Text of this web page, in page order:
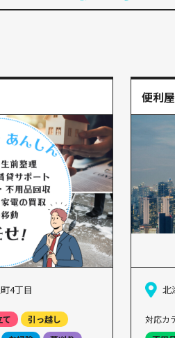
4丁目
て
引っ越し
便利
北
対応カ